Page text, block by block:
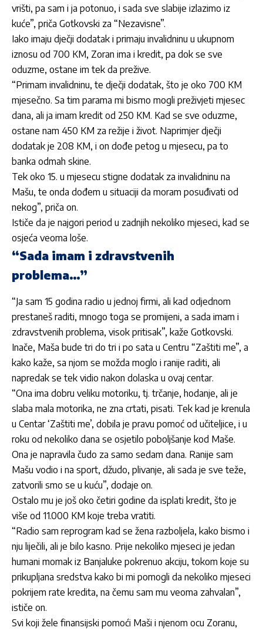
vrišti, pa sam i ja potonuo, i sada sve slabije izlazimo iz
kuće”, priča Gotkovski za “Nezavisne”.
Iako imaju dječji dodatak i primaju invalidninu u ukupnom
iznosu od 700 KM, Zoran ima i kredit, pa dok se sve
oduzme, ostane im tek da prežive.
“Primam invalidninu, te dječji dodatak, što je oko 700 KM
mjesečno. Sa tim parama mi bismo mogli preživjeti mjesec
dana, ali ja imam kredit od 250 KM. Kad se sve oduzme,
ostane nam 450 KM za režije i život. Naprimjer dječji
dodatak je 208 KM, i on dođe petog u mjesecu, pa to
banka odmah skine.
Tek oko 15. u mjesecu stigne dodatak za invalidninu na
Mašu, te onda dođem u situaciji da moram posuđivati od
nekog”, priča on.
Ističe da je najgori period u zadnjih nekoliko mjeseci, kad se
osjeća veoma loše.
“Sada imam i zdravstvenih
problema…”
“Ja sam 15 godina radio u jednoj firmi, ali kad odjednom
prestaneš raditi, mnogo toga se promijeni, a sada imam i
zdravstvenih problema, visok pritisak”, kaže Gotkovski.
Inače, Maša bude tri do tri i po sata u Centru “Zaštiti me”, a
kako kaže, sa njom se možda moglo i ranije raditi, ali
napredak se tek vidio nakon dolaska u ovaj centar.
“Ona ima dobru veliku motoriku, tj. trčanje, hodanje, ali je
slaba mala motorika, ne zna crtati, pisati. Tek kad je krenula
u Centar ‘Zaštiti me’, dobila je pravu pomoć od učiteljice, i u
roku od nekoliko dana se osjetilo poboljšanje kod Maše.
Ona je napravila čudo za samo sedam dana. Ranije sam
Mašu vodio i na sport, džudo, plivanje, ali sada je sve teže,
zatvorili smo se u kuću”, dodaje on.
Ostalo mu je još oko četiri godine da isplati kredit, što je
više od 11.000 KM koje treba vratiti.
“Radio sam reprogram kad se žena razboljela, kako bismo i
nju liječili, ali je bilo kasno. Prije nekoliko mjeseci je jedan
humani momak iz Banjaluke pokrenuo akciju, tokom koje su
prikupljana sredstva kako bi mi pomogli da nekoliko mjeseci
pokrijem rate kredita, na čemu sam mu veoma zahvalan”,
ističe on.
Svi koji žele finansijski pomoći Maši i njenom ocu Zoranu,